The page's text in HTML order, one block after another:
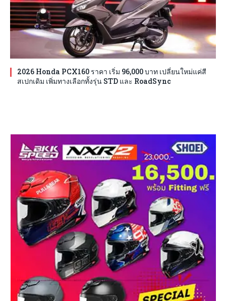
2026 Honda PCX160 ราคา เริ่ม 96,000 บาท เปลี่ยนใหม่แค่สี
สเปกเดิม เพิ่มทางเลือกทั้งรุ่น STD และ RoadSync